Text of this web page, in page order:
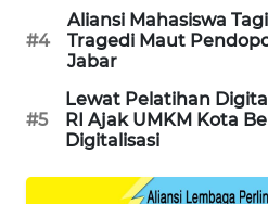
#4
Aliansi Mahasiswa
Tragedi Maut
Jabar
#5
Lewat Pelatihan
RI Ajak UMKM Kota
Digitalisasi